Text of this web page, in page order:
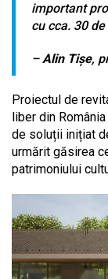
important
cu cca. 30
–Alin Tișe,
Proiectul de
liber din
de soluții inițiat
urmărit găsirea
patrimoniului